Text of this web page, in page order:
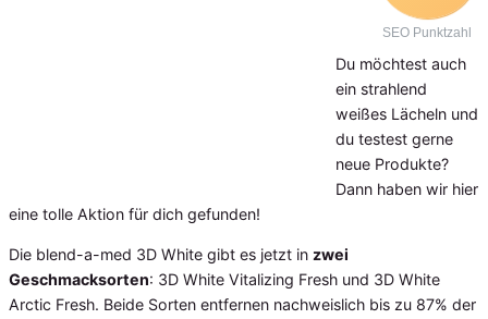
SEO Punktzahl
Du möchtest auch
ein strahlend
weißes Lächeln und
du testest gerne
neue Produkte?
Dann haben wir hier
eine tolle Aktion für dich gefunden!
Die blend-a-med 3D White gibt es jetzt in zwei
Geschmacksorten: 3D White Vitalizing Fresh und 3D White
Arctic Fresh. Beide Sorten entfernen nachweislich bis zu 87% der